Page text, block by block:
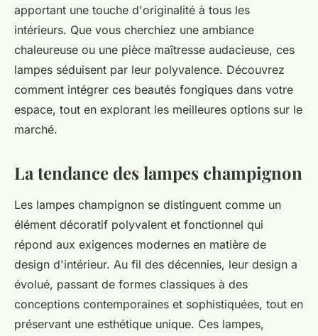
apportant une touche d'originalité à tous les
intérieurs. Que vous cherchiez une ambiance
chaleureuse ou une pièce maîtresse audacieuse, ces
lampes séduisent par leur polyvalence. Découvrez
comment intégrer ces beautés fongiques dans votre
espace, tout en explorant les meilleures options sur le
marché.
La tendance des lampes champignon
Les lampes champignon se distinguent comme un
élément décoratif polyvalent et fonctionnel qui
répond aux exigences modernes en matière de
design d'intérieur. Au fil des décennies, leur design a
évolué, passant de formes classiques à des
conceptions contemporaines et sophistiquées, tout en
préservant une esthétique unique. Ces lampes,